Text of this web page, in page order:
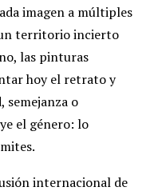
imagen a múltiples
territorio incierto
las pinturas
hoy el retrato y
semejanza o
el género: lo
internacional de